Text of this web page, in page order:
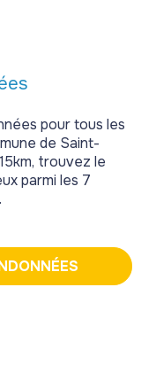
pour tous les
de Saint-
trouvez le
parmi les 7